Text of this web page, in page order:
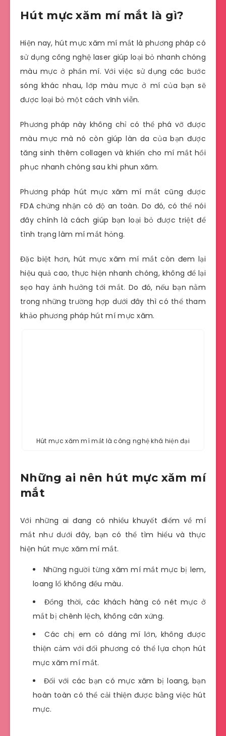
Hút mực xăm mí mắt là gì?
Hiện nay, hút mực xăm mí mắt là phương pháp có
sử dụng công nghệ laser giúp loại bỏ nhanh chóng
màu mực ở phần mí. Với việc sử dụng các bước
sóng khác nhau, lớp màu mực ở mí của bạn sẽ
được loại bỏ một cách vĩnh viễn.
Phương pháp này không chỉ có thể phá vỡ được
màu mực mà nó còn giúp làn da của bạn được
tăng sinh thêm collagen và khiến cho mí mắt hồi
phục nhanh chóng sau khi phun xăm.
Phương pháp hút mực xăm mí mắt cũng được
FDA chứng nhận có độ an toàn. Do đó, có thể nói
đây chính là cách giúp bạn loại bỏ được triệt để
tình trạng làm mí mắt hỏng.
Đặc biệt hơn, hút mực xăm mí mắt còn đem lại
hiệu quả cao, thực hiện nhanh chóng, không để lại
sẹo hay ảnh hưởng tới mắt. Do đó, nếu bạn nằm
trong những trường hợp dưới đây thì có thể tham
khảo phương pháp hút mí mực xăm.
Hút mực xăm mí mắt là công nghệ khá hiện đại
Những ai nên hút mực xăm mí
mắt
Với những ai đang có nhiều khuyết điểm về mí
mắt như dưới đây, bạn có thể tìm hiểu và thực
hiện hút mực xăm mí mắt.
Những người từng xăm mí mắt mực bị lem,
loang lổ không đều màu.
Đồng thời, các khách hàng có nét mực ở
mắt bị chênh lệch, không cân xứng.
Các chị em có dáng mí lớn, không được
thiện cảm với đối phương có thể lựa chọn hút
mực xăm mí mắt.
Đối với các bạn có mực xăm bị loang, bạn
hoàn toàn có thể cải thiện được bằng việc hút
mực.